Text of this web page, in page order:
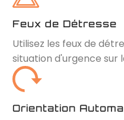
Feux de Détresse
Utilisez les feux de
situation d'urgence sur
Orientation